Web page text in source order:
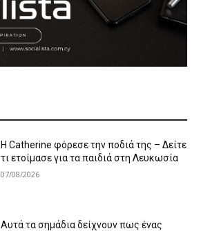
Η Catherine φόρεσε την ποδιά της – Δείτε
τι ετοίμασε για τα παιδιά στη Λευκωσία
07/08/2026
Αυτά τα σημάδια δείχνουν πως ένας